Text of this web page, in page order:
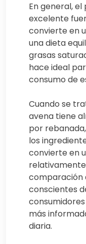
En general,
excelente
convierte en
una dieta
grasas
hace ideal
consumo de
Cuando se
avena tiene
por
los
convierte en
comparación
conscientes
más
diaria.